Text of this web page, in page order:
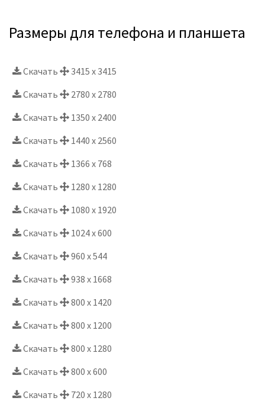
Размеры для телефона и планшета
Скачать
3415 x 3415
Скачать
2780 x 2780
Скачать
1350 x 2400
Скачать
1440 x 2560
Скачать
1366 x 768
Скачать
1280 x 1280
Скачать
1080 x 1920
Скачать
1024 x 600
Скачать
960 x 544
Скачать
938 x 1668
Скачать
800 x 1420
Скачать
800 x 1200
Скачать
800 x 1280
Скачать
800 x 600
Скачать
720 x 1280